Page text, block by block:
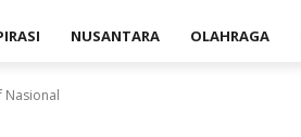
NUSANTARA OLAHRAGA
Nasional